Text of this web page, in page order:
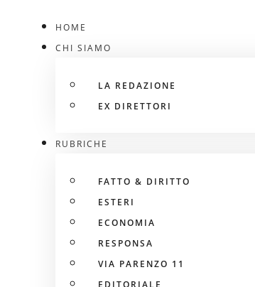
HOME
CHI SIAMO
LA REDAZIONE
EX DIRETTORI
RUBRICHE
FATTO & DIRITTO
ESTERI
ECONOMIA
RESPONSA
VIA PARENZO 11
EDITORIALE